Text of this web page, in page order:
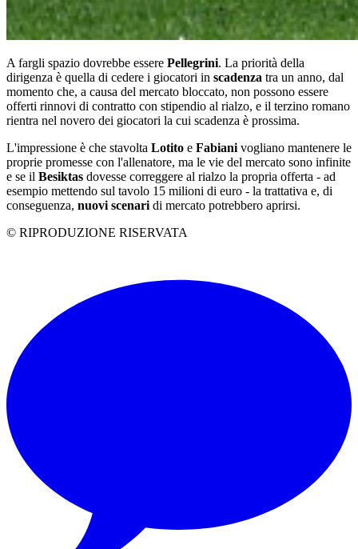
A fargli spazio dovrebbe essere Pellegrini. La priorità della
dirigenza è quella di cedere i giocatori in scadenza tra un anno, dal
momento che, a causa del mercato bloccato, non possono essere
offerti rinnovi di contratto con stipendio al rialzo, e il terzino romano
rientra nel novero dei giocatori la cui scadenza è prossima.
L'impressione è che stavolta Lotito e Fabiani vogliano mantenere le
proprie promesse con l'allenatore, ma le vie del mercato sono infinite
e se il Besiktas dovesse correggere al rialzo la propria offerta - ad
esempio mettendo sul tavolo 15 milioni di euro - la trattativa e, di
conseguenza, nuovi scenari di mercato potrebbero aprirsi.
© RIPRODUZIONE RISERVATA